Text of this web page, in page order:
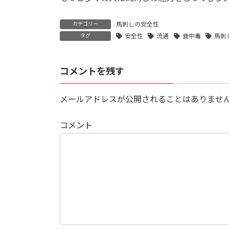
カテゴリー 馬刺しの安全性
タグ 安全性 流通 食中毒 馬刺
コメントを残す
メールアドレスが公開されることはありませ
コメント